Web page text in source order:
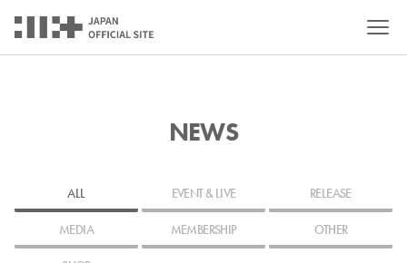
NEWS
ALL EVENT & LIVE RELEASE
MEDIA MEMBERSHIP OTHER